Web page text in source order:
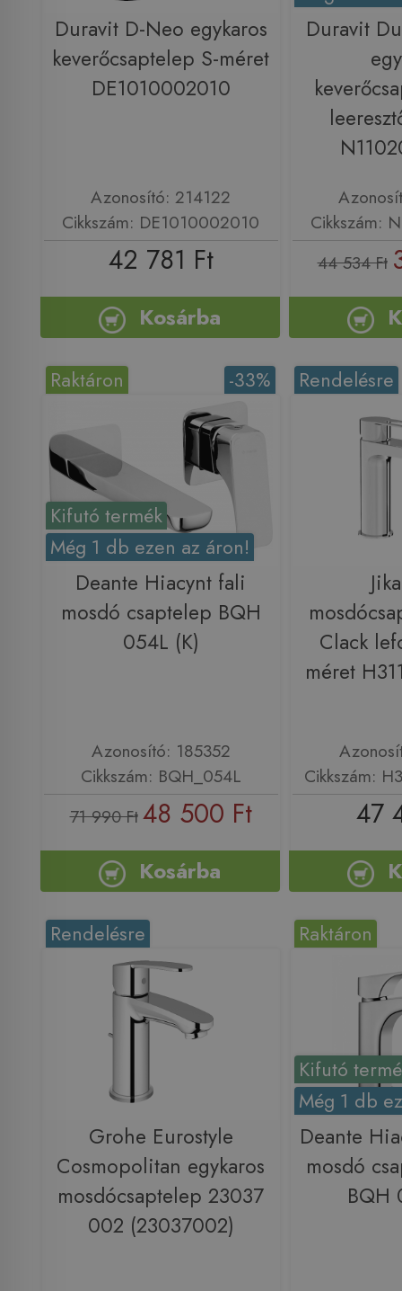
Duravit D-Neo egykaros
keverőcsaptelep S-méret
DE1010002010
Azonosító: 214122
Cikkszám: DE1010002010
42 781 Ft
Kosárba
Duravit
Cikkszám:
44 534 Ft
Kifutó termék
Még 1 db ezen az áron!
-33%
Raktáron
Deante Hiacynt fali
mosdó csaptelep BQH
054L (K)
Azonosító: 185352
Cikkszám: BQH_054L
71 990 Ft 48 500 Ft
Kosárba
Rendelésre
Clack
méret
Cikkszám:
47
Rendelésre
Grohe Eurostyle
Cosmopolitan egykaros
mosdócsaptelep 23037
002 (23037002)
Kifutó
Még 1 db
Raktáron
Deante
mosdó
BQH